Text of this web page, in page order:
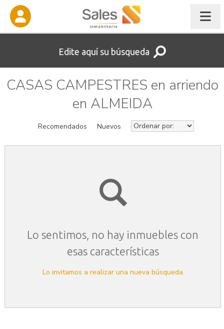
Edite aquí su búsqueda
CASAS CAMPESTRES en arriendo
en ALMEIDA
Recomendados Nuevos
Lo sentimos, no hay inmuebles con
esas características
Lo invitamos a realizar una nueva búsqueda